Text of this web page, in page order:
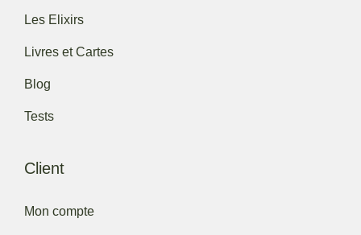
Les Elixirs
Livres et Cartes
Blog
Tests
Client
Mon compte